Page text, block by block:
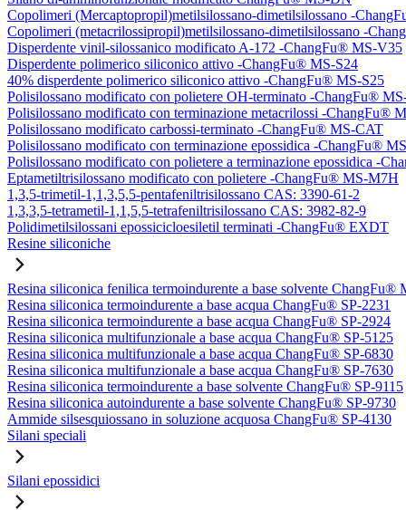
Copolimeri (Mercaptopropil)metilsilossano-dimetilsilossano -
Copolimeri (metacrilossipropil)metilsilossano-dimetilsilossano -
Disperdente vinil-silossanico modificato A-172 -ChangFu® MS-V35
Disperdente polimerico siliconico attivo -ChangFu® MS-S24
40% disperdente polimerico siliconico attivo -ChangFu® MS-S25
Polisilossano modificato con polietere OH-terminato -ChangFu®
Polisilossano modificato con terminazione metacrilossi -ChangFu®
Polisilossano modificato carbossi-terminato -ChangFu® MS-CAT
Polisilossano modificato con terminazione epossidica -ChangFu®
Polisilossano modificato con polietere a terminazione epossidica -
Eptametiltrisilossano modificato con polietere -ChangFu® MS-M7H
1,3,5-trimetil-1,1,3,5,5-pentafeniltrisilossano CAS: 3390-61-2
1,3,3,5-tetrametil-1,1,5,5-tetrafeniltrisilossano CAS: 3982-82-9
Polidimetilsilossani epossicicloesiletil terminati -ChangFu® EXDT
Resine siliconiche
Resina siliconica fenilica termoindurente a base solvente ChangFu®
Resina siliconica termoindurente a base acqua ChangFu® SP-2231
Resina siliconica termoindurente a base acqua ChangFu® SP-2924
Resina siliconica multifunzionale a base acqua ChangFu® SP-5125
Resina siliconica multifunzionale a base acqua ChangFu® SP-6830
Resina siliconica multifunzionale a base acqua ChangFu® SP-7630
Resina siliconica termoindurente a base solvente ChangFu® SP-9115
Resina siliconica autoindurente a base solvente ChangFu® SP-9730
Ammide silsesquiossano in soluzione acquosa ChangFu® SP-4130
Silani speciali
Silani epossidici